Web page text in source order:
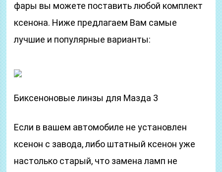
фары вы можете поставить любой комплект
ксенона. Ниже предлагаем Вам самые
лучшие и популярные варианты:
Биксеноновые линзы для Мазда 3
Если в вашем автомобиле не установлен
ксенон с завода, либо штатный ксенон уже
настолько старый, что замена ламп не